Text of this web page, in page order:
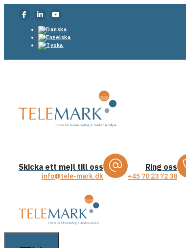
Skicka ett mejl till oss
info@tele-mark.dk
Ring oss
+45 70 23 72 38